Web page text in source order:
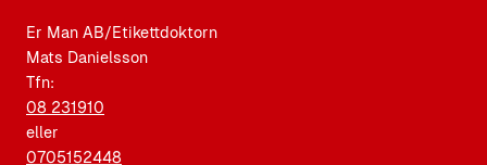
Er Man AB/Etikettdoktorn
Mats Danielsson
Tfn:
08 231910
eller
0705152448